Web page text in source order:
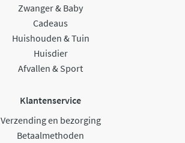
Zwanger & Baby
Cadeaus
Huishouden & Tuin
Huisdier
Afvallen & Sport
Klantenservice
Verzending en bezorging
Betaalmethoden